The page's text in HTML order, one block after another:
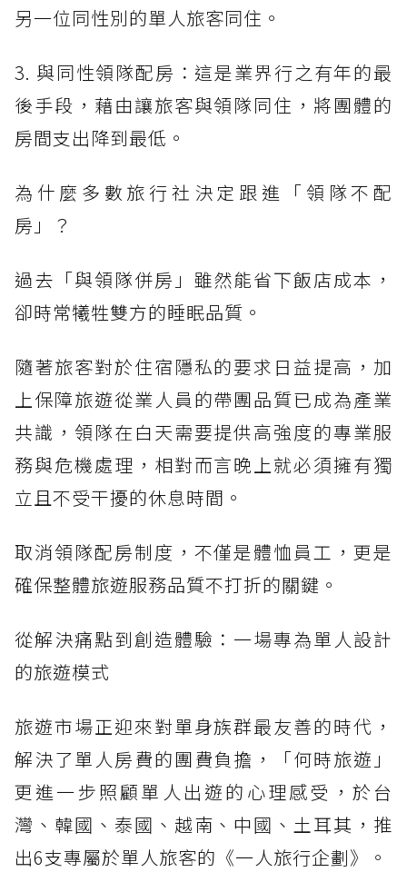
另一位同性別的單人旅客同住。
3. 與同性領隊配房：這是業界行之有年的最
後手段，藉由讓旅客與領隊同住，將團體的
房間支出降到最低。
為什麼多數旅行社決定跟進「領隊不配
房」？
過去「與領隊併房」雖然能省下飯店成本，
卻時常犧牲雙方的睡眠品質。
隨著旅客對於住宿隱私的要求日益提高，加
上保障旅遊從業人員的帶團品質已成為產業
共識，領隊在白天需要提供高強度的專業服
務與危機處理，相對而言晚上就必須擁有獨
立且不受干擾的休息時間。
取消領隊配房制度，不僅是體恤員工，更是
確保整體旅遊服務品質不打折的關鍵。
從解決痛點到創造體驗：一場專為單人設計
的旅遊模式
旅遊市場正迎來對單身族群最友善的時代，
解決了單人房費的團費負擔，「何時旅遊」
更進一步照顧單人出遊的心理感受，於台
灣、韓國、泰國、越南、中國、土耳其，推
出6支專屬於單人旅客的《一人旅行企劃》。